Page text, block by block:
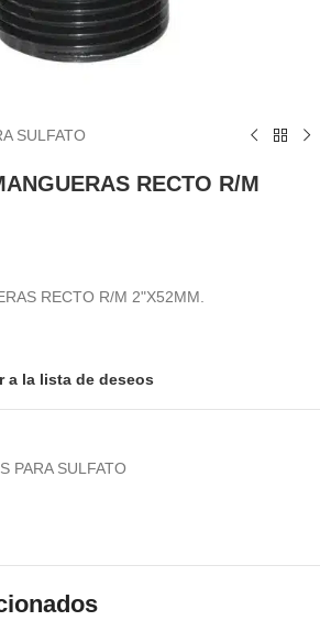
agrandar
SULFATO
RECTO R/M
RECTO R/M 2"X52MM.
a la lista de deseos
PARA SULFATO